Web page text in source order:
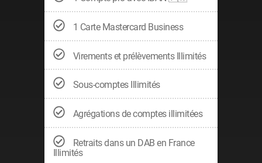
1 Carte Mastercard Business
Virements et prélèvements Illimités
Sous-comptes Illimités
Agrégations de comptes illimitées
Retraits dans un DAB en France
Illimités